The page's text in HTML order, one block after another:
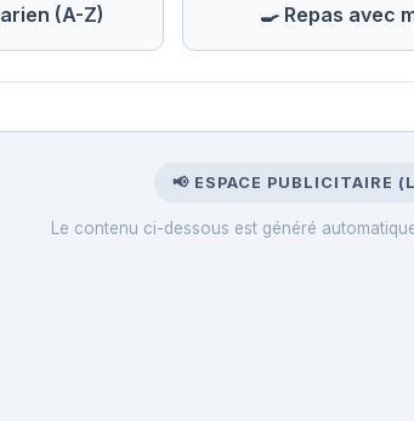
(A-Z) 🍳 Repas avec
📢 ESPACE PUBLICITAIRE
Le contenu ci-dessous est généré